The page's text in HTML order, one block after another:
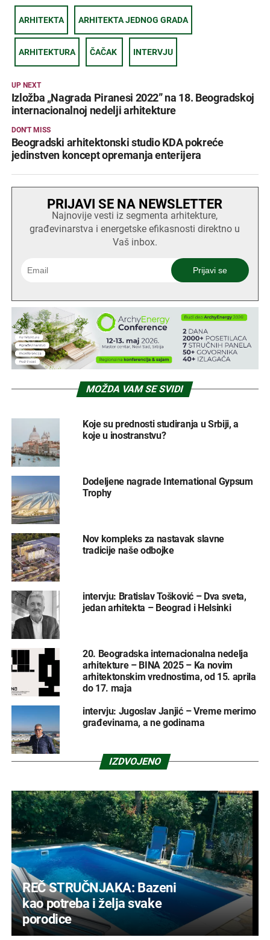
ARHITEKTA ARHITEKTA JEDNOG GRADA
ARHITEKTURA ČAČAK INTERVJU
UP NEXT
Izložba „Nagrada Piranesi 2022” na 18. Beogradskoj
internacionalnoj nedelji arhitekture
DON'T MISS
Beogradski arhitektonski studio KDA pokreće
jedinstven koncept opremanja enterijera
PRIJAVI SE NA NEWSLETTER
Najnovije vesti iz segmenta arhitekture,
građevinarstva i energetske efikasnosti direktno u
Vaš inbox.
MOŽDA VAM SE SVIDI
Koje su prednosti studiranja u Srbiji, a
koje u inostranstvu?
Dodeljene nagrade International Gypsum
Trophy
Nov kompleks za nastavak slavne
tradicije naše odbojke
intervju: Bratislav Tošković – Dva sveta,
jedan arhitekta – Beograd i Helsinki
20. Beogradska internacionalna nedelja
arhitekture – BINA 2025 – Ka novim
arhitektonskim vrednostima, od 15. aprila
do 17. maja
intervju: Jugoslav Janjić – Vreme merimo
građevinama, a ne godinama
IZDVOJENO
REČ STRUČNJAKA: Bazeni
kao potreba i želja svake
porodice